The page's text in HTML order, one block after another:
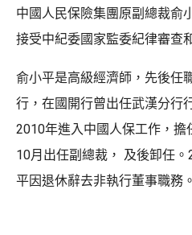
中國人民保險集團原副總裁俞
接受中紀委國家監委紀律審查
俞小平是高級經濟師，先後任
行，在國開行曾出任武漢分行
2010年進入中國人保工作，
10月出任副總裁， 及後卸任
平因退休辭去非執行董事職務。